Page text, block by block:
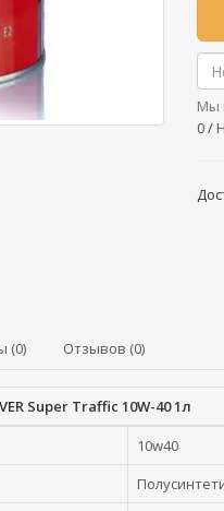
Мы
0/
(0) Отзывов (0)
Super Traffic 10W-40 1л
10w40